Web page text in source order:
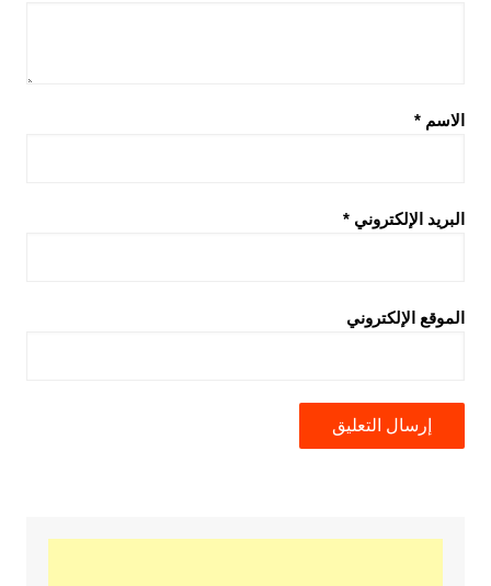
الاسم *
البريد الإلكتروني *
الموقع الإلكتروني